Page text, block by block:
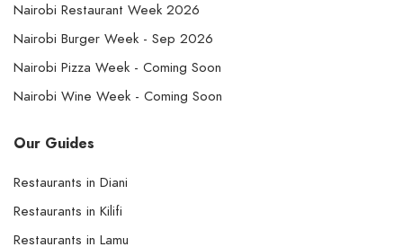
Nairobi Restaurant Week 2026
Nairobi Burger Week - Sep 2026
Nairobi Pizza Week - Coming Soon
Nairobi Wine Week - Coming Soon
Our Guides
Restaurants in Diani
Restaurants in Kilifi
Restaurants in Lamu